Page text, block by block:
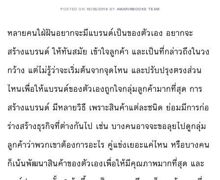
POSTED ON 16/05/2018 BY AMARINBOOKS TEAM
หลายคนใฝ่ฝันอยากจะมีแบรนด์เป็นของตัวเอง อยากจะ
สร้างแบรนด์ ให้ทันสมัย เข้าใจลูกค้า และเป็นที่กล่าวถึงในวง
กว้าง แต่ไม่รู้ว่าจะเริ่มต้นจากจุดไหน และปรับปรุงตรงส่วน
ไหนเพื่อให้แบรนด์ของตัวเองถูกใจกลุ่มลูกค้ามากที่สุด การ
สร้างแบรนด์ มีหลายวิธี เพราะสินค้าแต่ละชนิด ย่อมมีการก่อ
ร่างสร้างธุรกิจที่ต่างกันไป เช่น บางคนอาจจะขอลุยไปดูกลุ่ม
ลูกค้าว่าพวกเขาต้องการอะไร คู่แข่งเยอะแค่ไหน หรือบางคน
ก็เน้นพัฒนาสินค้าของตัวเองเพื่อให้มีคุณภาพมากที่สุด และ